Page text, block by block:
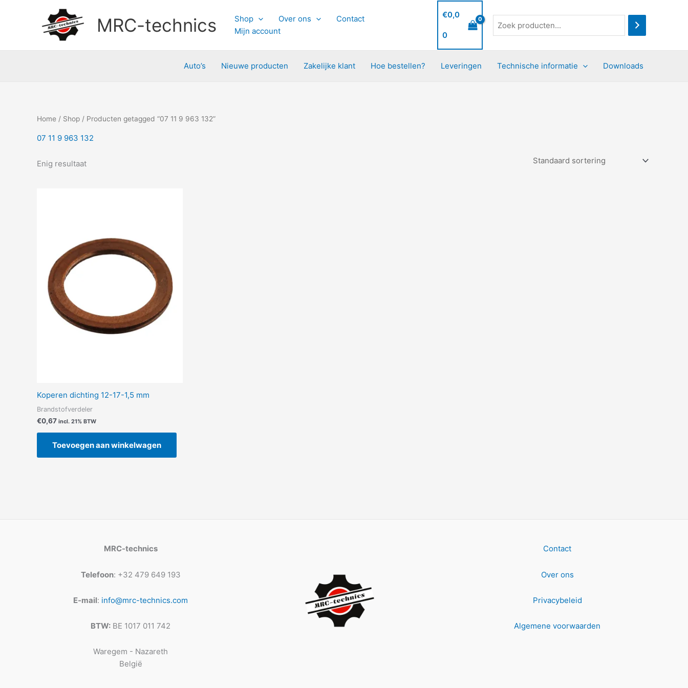
MRC-technics Shop Over ons
Contact
Mijn account
€0,0
0
Auto’s Nieuwe producten Zakelijke klant Hoe bestellen? Leveringen Technische informatie Downloads
Home / Shop / Producten getagged “07 11 9 963 132”
07 11 9 963 132
Enig resultaat
Koperen dichting 12-17-1,5 mm
Brandstofverdeler
€0,67 incl. 21% BTW
Toevoegen aan winkelwagen
MRC-technics
Telefoon: +32 479 649 193
E-mail: info@mrc-technics.com
BTW: BE 1017 011 742
Waregem - Nazareth
België
Contact
Over ons
Privacybeleid
Algemene voorwaarden